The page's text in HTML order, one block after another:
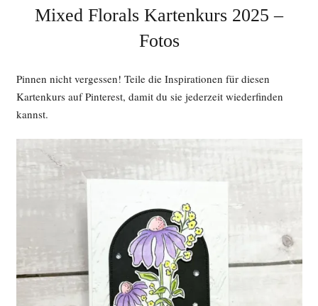
Mixed Florals Kartenkurs 2025 –
Fotos
Pinnen nicht vergessen! Teile die Inspirationen für diesen
Kartenkurs auf Pinterest, damit du sie jederzeit wiederfinden
kannst.